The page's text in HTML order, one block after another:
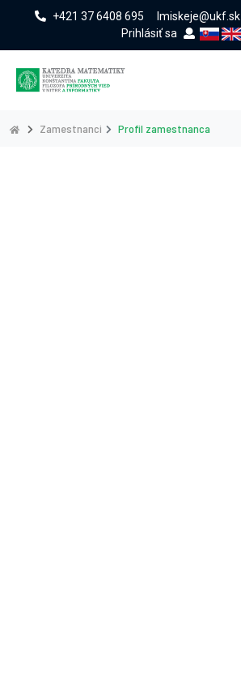
+421 37 6408 695 lmiskeje@ukf.sk
Prihlásiť sa
Zamestnanci Profil zamestnanca